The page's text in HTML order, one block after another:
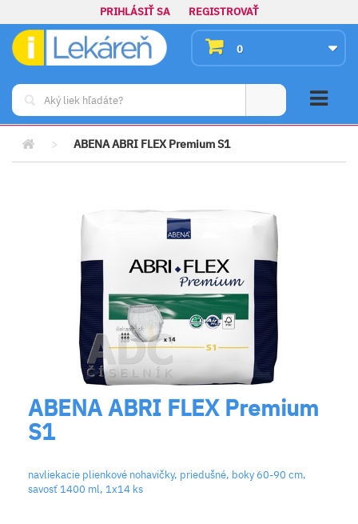
PRIHLÁSIŤ SA REGISTROVAŤ
0
> ABENA ABRI FLEX Premium S1
ABENA ABRI FLEX Premium
S1
navliekacie plienkové nohavičky, priedušné, boky 60-90 cm,
savosť 1400 ml, 1x14 ks